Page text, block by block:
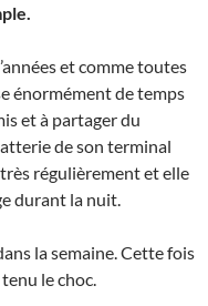
et comme toutes
énormément de temps
et à partager du
de son terminal
régulièrement et elle
durant la nuit.
la semaine. Cette fois
le choc.